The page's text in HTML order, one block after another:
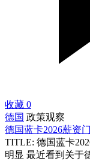
收藏 0
德国 政策观察
德国蓝卡2026薪资
TITLE: 德国蓝卡
明显 最近看到关于